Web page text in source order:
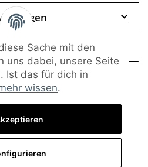
Sache mit den
uns dabei, unsere Seite
Ist das für dich in
wissen.